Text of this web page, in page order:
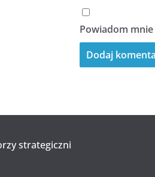
Powiadom
strategiczni